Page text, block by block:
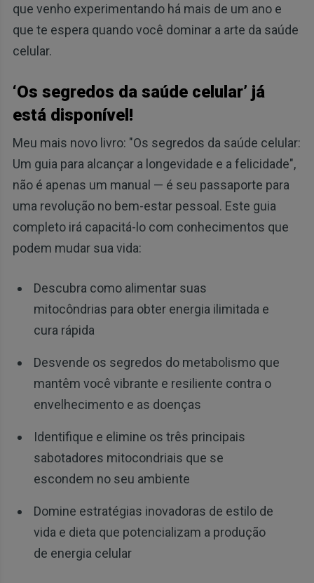
que venho experimentando há mais de um ano e
que te espera quando você dominar a arte da saúde
celular.
‘Os segredos da saúde celular’ já
está disponível!
Meu mais novo livro: "Os segredos da saúde celular:
Um guia para alcançar a longevidade e a felicidade",
não é apenas um manual — é seu passaporte para
uma revolução no bem-estar pessoal. Este guia
completo irá capacitá-lo com conhecimentos que
podem mudar sua vida:
Descubra como alimentar suas
mitocôndrias para obter energia ilimitada e
cura rápida
Desvende os segredos do metabolismo que
mantêm você vibrante e resiliente contra o
envelhecimento e as doenças
Identifique e elimine os três principais
sabotadores mitocondriais que se
escondem no seu ambiente
Domine estratégias inovadoras de estilo de
vida e dieta que potencializam a produção
de energia celular